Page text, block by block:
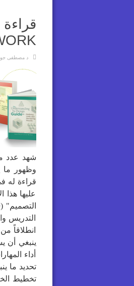
د مصطفى
شهد عدد
وظهور ما
قراءة له
عليها
التدريس
انطلاقاً
ينبغي أن
أداء
تحديد ما
تخطيط